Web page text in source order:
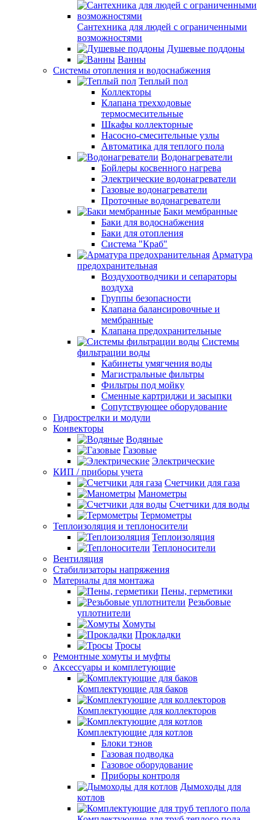
Сантехника для людей с ограниченными
возможностями
Душевые поддоны
Ванны
Системы отопления и водоснабжения
Теплый пол
Коллекторы
Клапана трехходовые
термосмесительные
Шкафы коллекторные
Насосно-смесительные узлы
Автоматика для теплого пола
Водонагреватели
Бойлеры косвенного нагрева
Электрические водонагреватели
Газовые водонагреватели
Проточные водонагреватели
Баки мембранные
Баки для водоснабжения
Баки для отопления
Система "Краб"
Арматура
предохранительная
Воздухоотводчики и сепараторы
воздуха
Группы безопасности
Клапана балансировочные и
мембранные
Клапана предохранительные
Системы
фильтрации воды
Кабинеты умягчения воды
Магистральные фильтры
Фильтры под мойку
Сменные картриджи и засыпки
Сопутствующее оборудование
Гидрострелки и модули
Конвекторы
Водяные
Газовые
Электрические
КИП / приборы учета
Счетчики для газа
Манометры
Счетчики для воды
Термометры
Теплоизоляция и теплоносители
Теплоизоляция
Теплоносители
Вентиляция
Стабилизаторы напряжения
Материалы для монтажа
Пены, герметики
Резьбовые
уплотнители
Хомуты
Прокладки
Тросы
Ремонтные хомуты и муфты
Аксессуары и комплетующие
Комплектующие для баков
Комплектующие для коллекторов
Комплектующие для котлов
Блоки тэнов
Газовая подводка
Газовое оборудование
Приборы контроля
Дымоходы для
котлов